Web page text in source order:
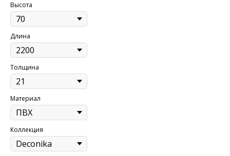
Высота
Длина
Толщина
Материал
Коллекция